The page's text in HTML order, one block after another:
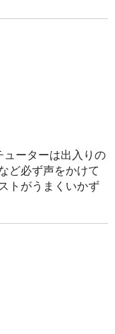
ることができ、や
ーターは出入りの
ど必ず声をかけて
トがうまくいかず
ーターがいたおか